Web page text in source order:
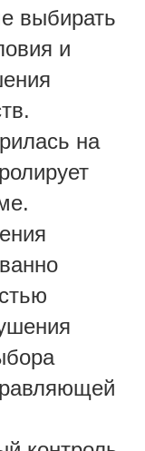
выбирать
и
на